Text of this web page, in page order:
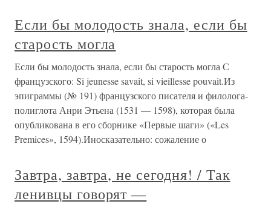
Если бы молодость знала, если бы
старость могла
Если бы молодость знала, если бы старость могла С
французского: Si jeunesse savait, si vieillesse pouvait.Из
эпиграммы (№ 191) французского писателя и филолога-
полиглота Анри Этьена (1531 — 1598), которая была
опубликована в его сборнике «Первые шаги» («Les
Premices», 1594).Иносказательно: сожаление о
Завтра, завтра, не сегодня! / Так
ленивцы говорят —